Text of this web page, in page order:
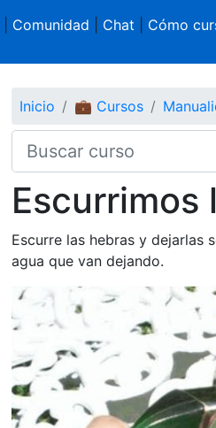
Comunidad Chat Cómo
Inicio 💼 Cursos
Escurrimos
Escurre las hebras y dejarlas
agua que van dejando.